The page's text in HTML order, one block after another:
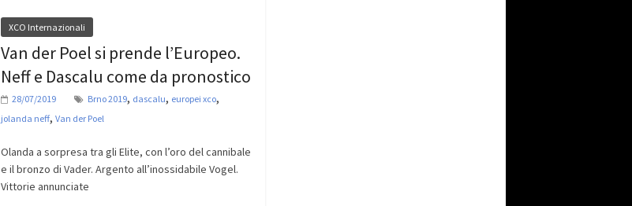
XCO Internazionali
Van der Poel si prende l’Europeo.
Neff e Dascalu come da pronostico
28/07/2019 Brno 2019, dascalu, europei xco,
jolanda neff, Van der Poel
Olanda a sorpresa tra gli Elite, con l’oro del cannibale
e il bronzo di Vader. Argento all’inossidabile Vogel.
Vittorie annunciate